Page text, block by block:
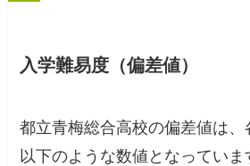
入学難易度（偏差値）
都立青梅総合高校の偏差値は
以下のような数値となっていま